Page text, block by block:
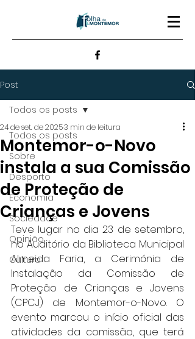
Post
Todos os posts
Sobre
Desporto
Economia
Sociedade
Opinião
Cultura
Todos os posts
Montemor-o-Novo
instala a sua Comissão
de Proteção de
Crianças e Jovens
24 de set. de 20253 min de leitura
Teve lugar no dia 23 de setembro,
no Auditório da Biblioteca Municipal
Almeida Faria, a Cerimónia de
Instalação da Comissão de
Proteção de Crianças e Jovens
(CPCJ) de Montemor-o-Novo. O
evento marcou o início oficial das
atividades da comissão, que terá